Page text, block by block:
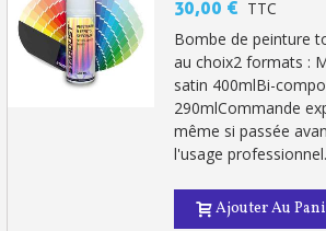
Retour produits sous 14
10€ de bon d'achat pour chaque
Inscription à la newsletter : 5€ de
30,00 € TTC
Bombe de peinture
au choix2 formats :
satin 400mlBi-
290mlCommande
même si passée
l'usage professionnel.
Ajouter Au